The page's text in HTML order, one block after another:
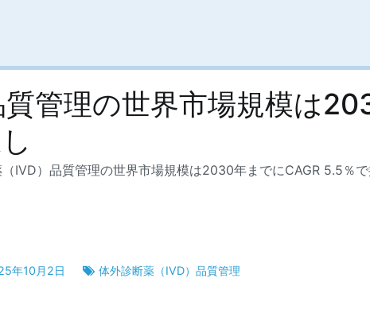
管理の世界市場規模は
IVD）品質管理の世界市場規模は2030年までにCAGR 5.5％
年10月2日 体外診断薬（IVD）品質管理